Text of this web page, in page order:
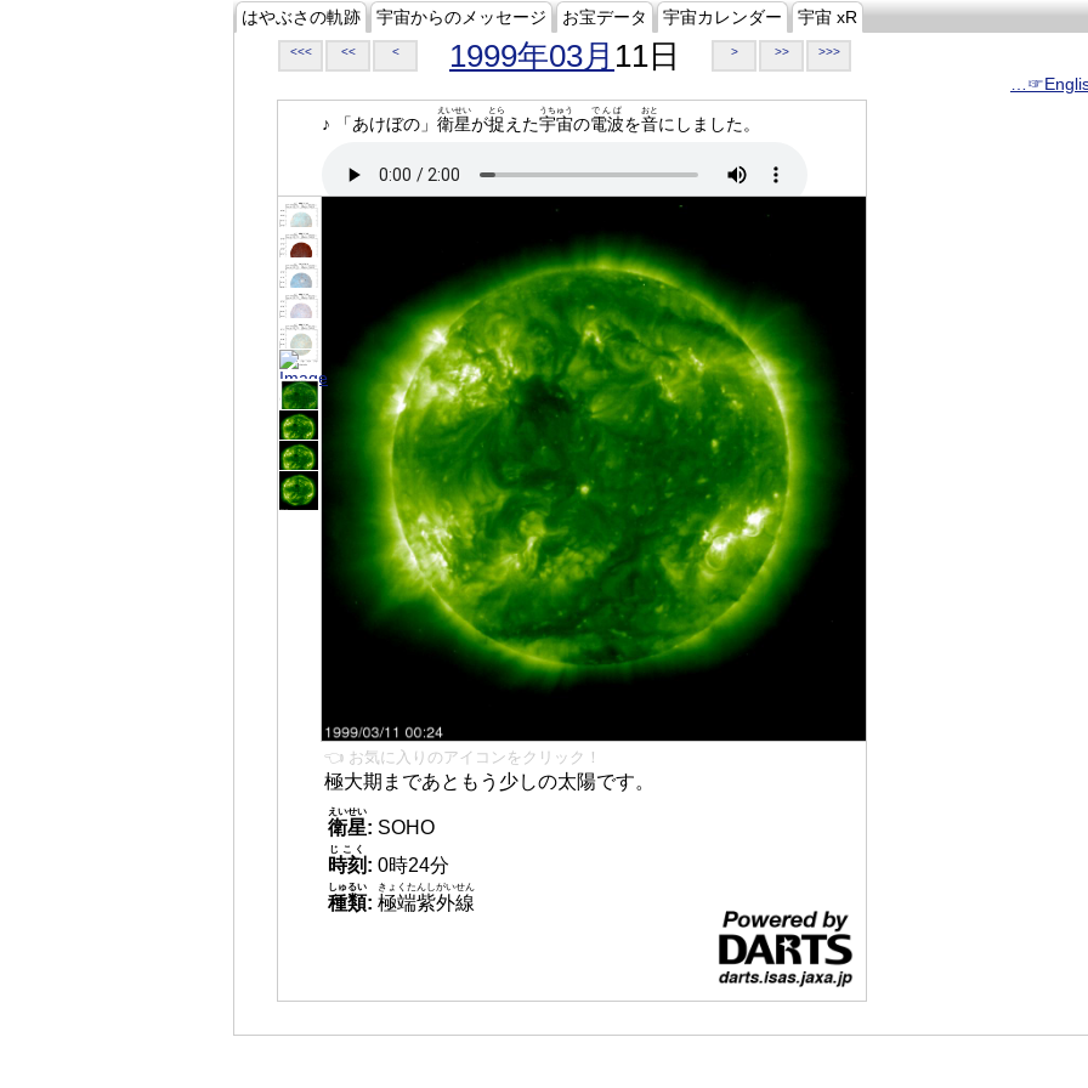
はやぶさの軌跡 宇宙からのメッセージ お宝データ 宇宙カレンダー 宇宙 xR
<<< << < 1999年03月 11日 > >> >>>
♪ 「あけぼの」 衛星
えいせい
が捉
とら
えた宇宙
うちゅう
の電波
でんぱ
を音
おと
にしました。
👈 お気に入りのアイコンをクリック！
極大期まであともう少しの太陽です。
衛星
えいせい
: SOHO
時刻
じこく
: 0時24分
種類
しゅるい
: 極端紫外線
きょくたんしがいせん